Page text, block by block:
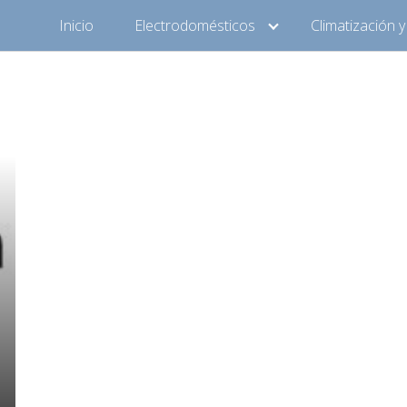
Inicio Electrodomésticos Climatización y